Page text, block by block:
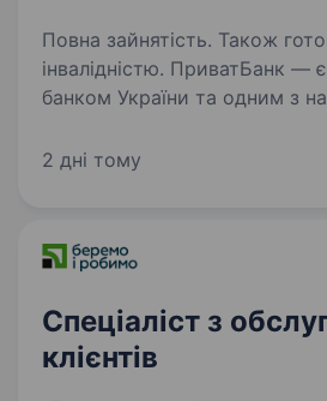
Повна зайнятість. Також
інвалідністю. ПриватБанк — є найбільшим
банком України та одним з
позиції за всіма фінансовими
2 дні тому
Спеціаліст з
клієнтів